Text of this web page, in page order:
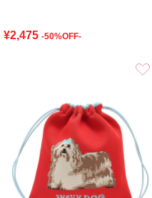
¥2,475 -50%OFF-